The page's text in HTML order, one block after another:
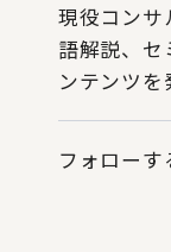
現役コンサ
語解説、
ンテンツを
フォローす